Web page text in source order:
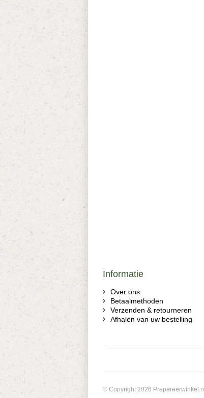
Informatie
Over ons
Betaalmethoden
Verzenden & retourneren
Afhalen van uw bestelling
© Copyright 2026 Prepareerwinkel.nl